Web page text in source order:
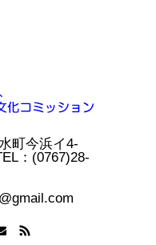
町今浜イ4-
4009